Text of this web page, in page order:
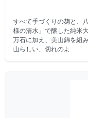
すべて手づくりの麹と、
様の清水」で醸した純米
万石に加え、美山錦を組
山らしい、切れのよ...